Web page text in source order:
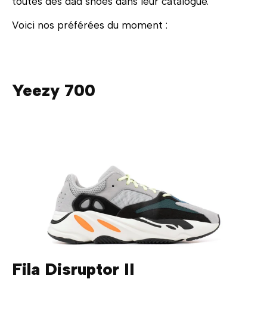
Voici nos préférées du moment :
Yeezy 700
Fila Disruptor II